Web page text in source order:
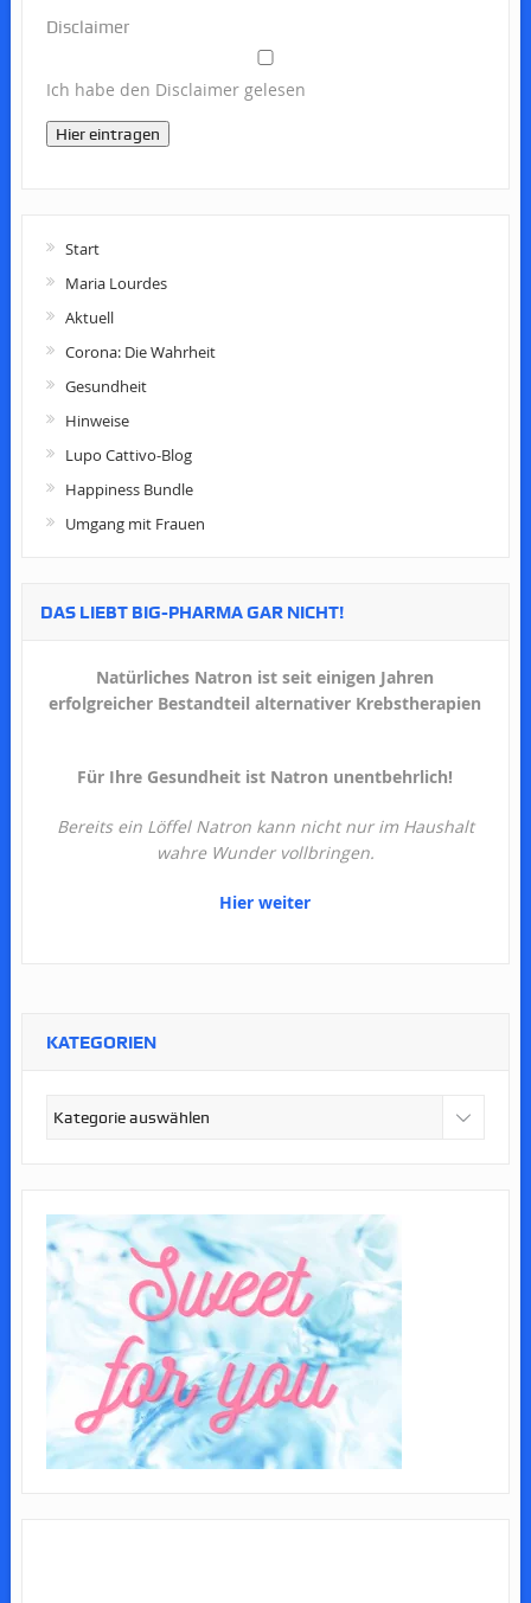
Disclaimer
Ich habe den Disclaimer gelesen
Hier eintragen
Start
Maria Lourdes
Aktuell
Corona: Die Wahrheit
Gesundheit
Hinweise
Lupo Cattivo-Blog
Happiness Bundle
Umgang mit Frauen
DAS LIEBT BIG-PHARMA GAR NICHT!
Natürliches Natron ist seit einigen Jahren
erfolgreicher Bestandteil alternativer Krebstherapien
Für Ihre Gesundheit ist Natron unentbehrlich!
Bereits ein Löffel Natron kann nicht nur im Haushalt
wahre Wunder vollbringen.
Hier weiter
KATEGORIEN